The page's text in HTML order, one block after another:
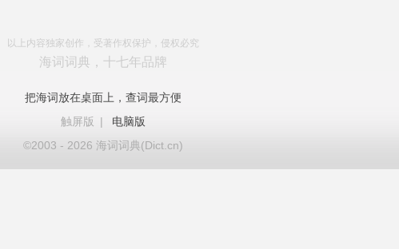
以上内容独家创作，受著作权保护，侵权必究
海词词典，十七年品牌
把海词放在桌面上，查词最方便
触屏版
|
电脑版
©2003 - 2026 海词词典(Dict.cn)